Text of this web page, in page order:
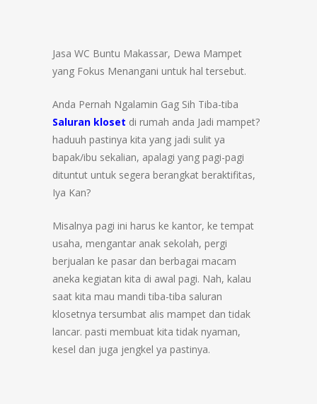
Jasa WC Buntu Makassar, Dewa Mampet
yang Fokus Menangani untuk hal tersebut.
Anda Pernah Ngalamin Gag Sih Tiba-tiba
Saluran kloset di rumah anda Jadi mampet?
haduuh pastinya kita yang jadi sulit ya
bapak/ibu sekalian, apalagi yang pagi-pagi
dituntut untuk segera berangkat beraktifitas,
Iya Kan?
Misalnya pagi ini harus ke kantor, ke tempat
usaha, mengantar anak sekolah, pergi
berjualan ke pasar dan berbagai macam
aneka kegiatan kita di awal pagi. Nah, kalau
saat kita mau mandi tiba-tiba saluran
klosetnya tersumbat alis mampet dan tidak
lancar. pasti membuat kita tidak nyaman,
kesel dan juga jengkel ya pastinya.